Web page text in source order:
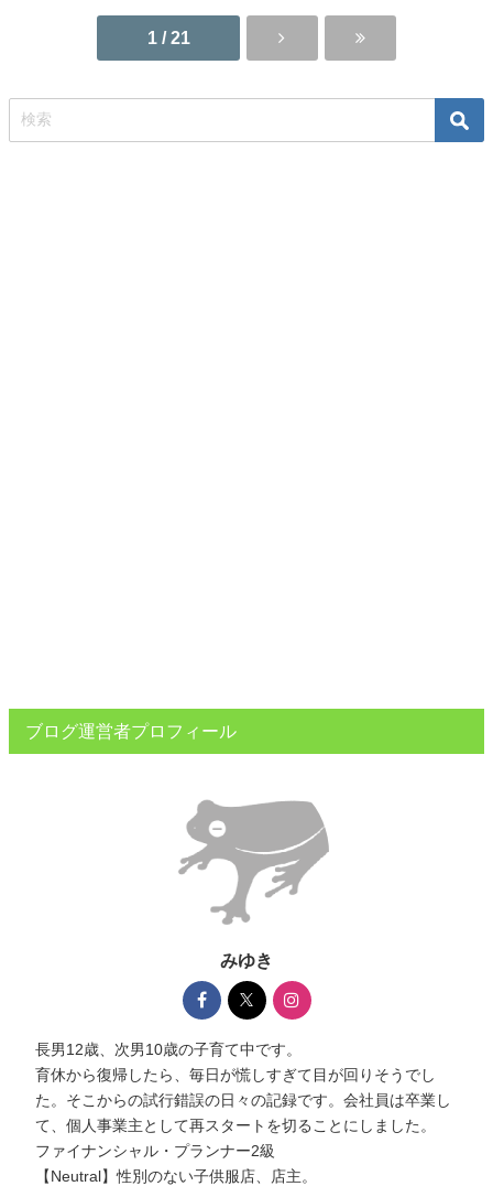
1 / 21
ブログ運営者プロフィール
みゆき
長男12歳、次男10歳の子育て中です。
育休から復帰したら、毎日が慌しすぎて目が回りそうでし
た。そこからの試行錯誤の日々の記録です。会社員は卒業し
て、個人事業主として再スタートを切ることにしました。
ファイナンシャル・プランナー2級
【Neutral】性別のない子供服店、店主。